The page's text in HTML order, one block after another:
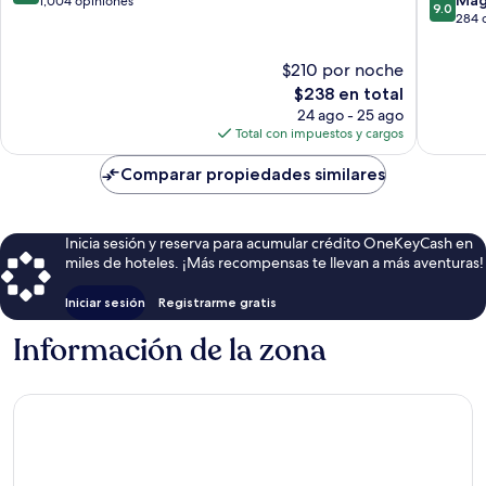
$210 por noche
El
precio
actual
es
de
$238
$238 en total
24 ago - 25 ago
Total con impuestos y cargos
de
9.0
284
Comparar propiedades similares
Inicia sesión y reserva para acumular crédito OneKeyCash en
miles de hoteles. ¡Más recompensas te llevan a más aventuras!
Iniciar sesión Registrarme gratis
Información de la zona